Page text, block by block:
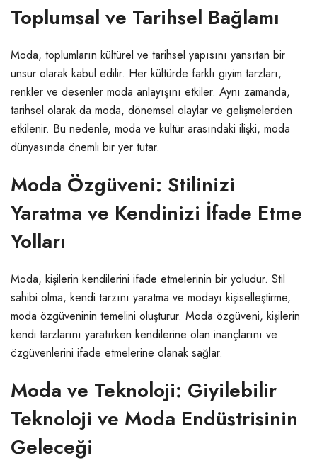
Toplumsal ve Tarihsel Bağlamı
Moda, toplumların kültürel ve tarihsel yapısını yansıtan bir
unsur olarak kabul edilir. Her kültürde farklı giyim tarzları,
renkler ve desenler moda anlayışını etkiler. Aynı zamanda,
tarihsel olarak da moda, dönemsel olaylar ve gelişmelerden
etkilenir. Bu nedenle, moda ve kültür arasındaki ilişki, moda
dünyasında önemli bir yer tutar.
Moda Özgüveni: Stilinizi
Yaratma ve Kendinizi İfade Etme
Yolları
Moda, kişilerin kendilerini ifade etmelerinin bir yoludur. Stil
sahibi olma, kendi tarzını yaratma ve modayı kişiselleştirme,
moda özgüveninin temelini oluşturur. Moda özgüveni, kişilerin
kendi tarzlarını yaratırken kendilerine olan inançlarını ve
özgüvenlerini ifade etmelerine olanak sağlar.
Moda ve Teknoloji: Giyilebilir
Teknoloji ve Moda Endüstrisinin
Geleceği